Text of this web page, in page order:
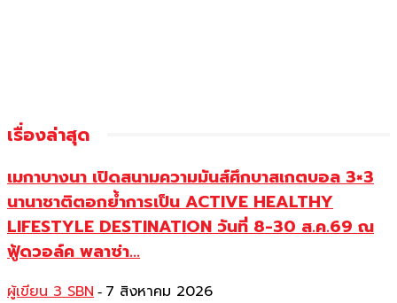
เรื่องล่าสุด
เมกาบางนา เปิดสนามความมันส์ศึกบาสเกตบอล 3×3
นานาชาติตอกย้ำการเป็น ACTIVE HEALTHY
LIFESTYLE DESTINATION วันที่ 8-30 ส.ค.69 ณ
ฟู้ดวอล์ค พลาซ่า...
ผู้เขียน 3 SBN - 7 สิงหาคม 2026